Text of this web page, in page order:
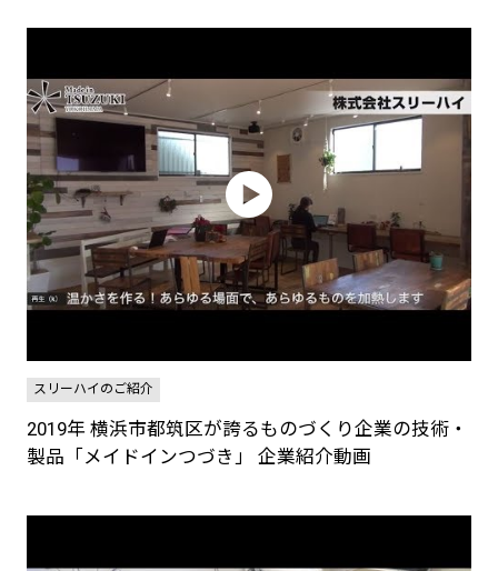
スリーハイのご紹介
2019年 横浜市都筑区が誇るものづくり企業の技術・
製品「メイドインつづき」 企業紹介動画